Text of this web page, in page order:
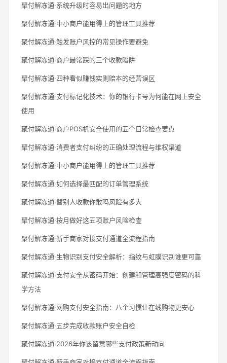
聚付解冻通·系统升级时容易出问题的地方
聚付解冻通·中小商户能用得上的管理工具推荐
聚付解冻通·触发账户风控的常见操作要避免
聚付解冻通·商户最常踩的三个收款陷阱
聚付解冻通·四种看似赚钱实则赔本的经营误区
聚付解冻通·支付标记化技术：你的银行卡号为何能在网上安全
使用
聚付解冻通·商户POS机安全使用的五个日常检查要点
聚付解冻通·消费者支付纠纷的正确处理流程与维权渠道
聚付解冻通·中小商户能用得上的管理工具推荐
聚付解冻通·如何选择最匹配的订单管理系统
聚付解冻通·替别人收款你敢吗风险有多大
聚付解冻通·按月做好这五项账户风险检查
聚付解冻通·新手商家对接支付通道全流程指南
聚付解冻通·生物识别支付安全解析：指纹与虹膜识别谁更可靠
聚付解冻通·支付安全从密码开始：创建和管理高强度密码的科
学方法
聚付解冻通·网购支付安全指南：八个习惯让在线购物更安心
聚付解冻通·五步完成收款账户安全自检
聚付解冻通·2026年你该留意哪些支付政策新动向